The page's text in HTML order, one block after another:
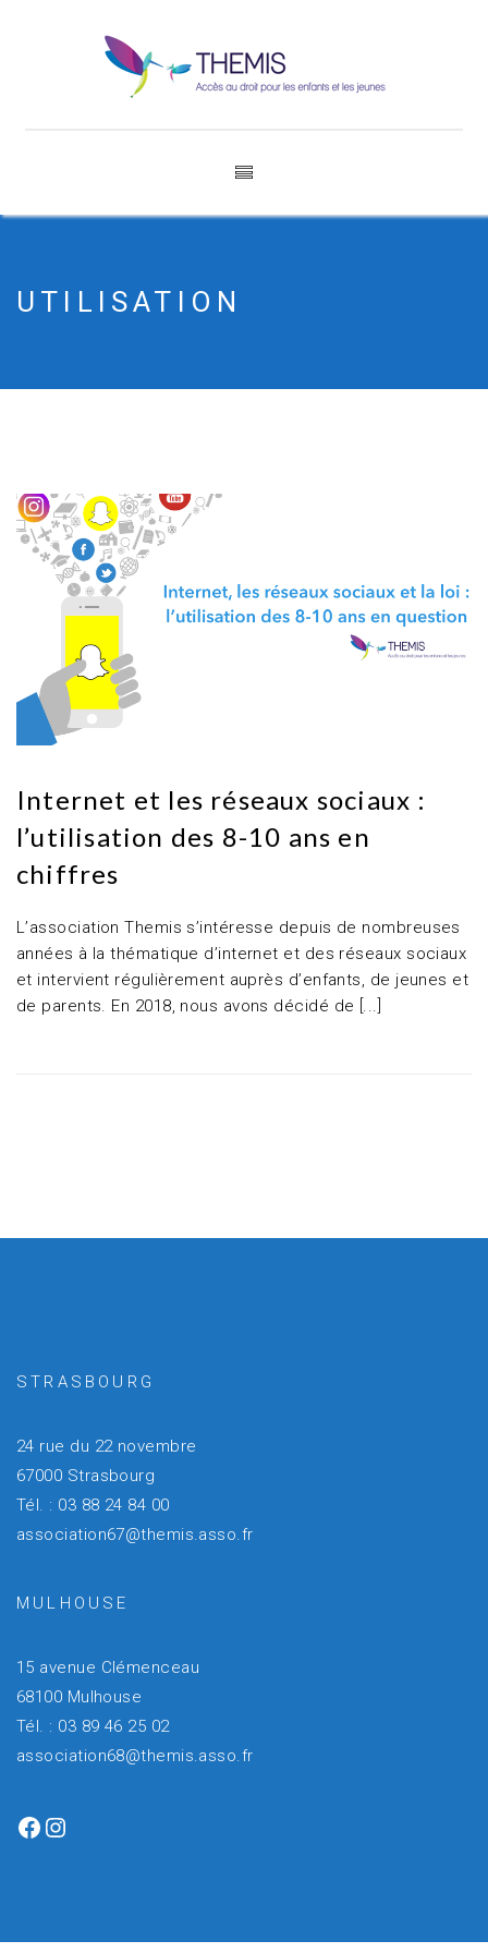
UTILISATION
Internet et les réseaux sociaux :
l’utilisation des 8-10 ans en
chiffres
L’association Themis s’intéresse depuis de nombreuses
années à la thématique d’internet et des réseaux sociaux
et intervient régulièrement auprès d’enfants, de jeunes et
de parents. En 2018, nous avons décidé de [...]
STRASBOURG
24 rue du 22 novembre
67000 Strasbourg
Tél. : 03 88 24 84 00
association67@themis.asso.fr
MULHOUSE
15 avenue Clémenceau
68100 Mulhouse
Tél. : 03 89 46 25 02
association68@themis.asso.fr
Facebook
Instagram